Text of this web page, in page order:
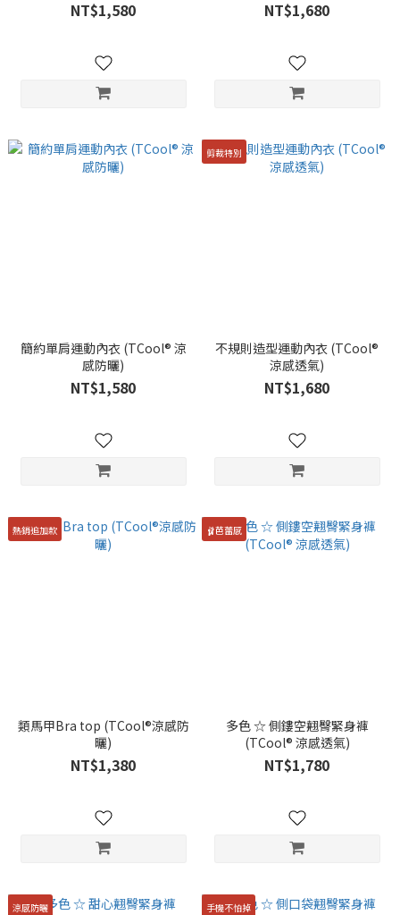
NT$1,580 NT$1,680
簡約單肩運動內衣 (TCool® 涼
感防曬)
NT$1,580
剪裁特別
不規則造型運動內衣 (TCool®
涼感透氣)
NT$1,680
熱銷追加款
類馬甲Bra top (TCool®涼感防
曬)
NT$1,380
🩰芭蕾感
多色 ☆ 側鏤空翹臀緊身褲
(TCool® 涼感透氣)
NT$1,780
涼感防曬 手機不怕掉